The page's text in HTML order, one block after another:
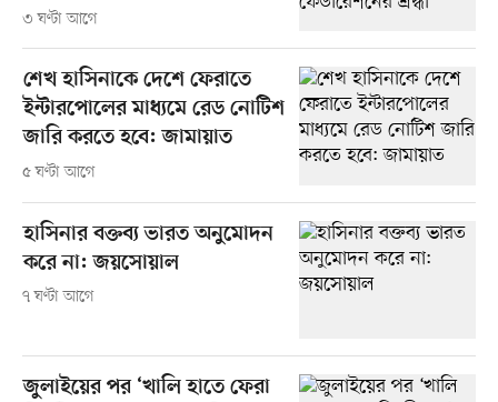
৩ ঘণ্টা আগে
শেখ হাসিনাকে দেশে ফেরাতে
ইন্টারপোলের মাধ্যমে রেড নোটিশ
জারি করতে হবে: জামায়াত
৫ ঘণ্টা আগে
হাসিনার বক্তব্য ভারত অনুমোদন
করে না: জয়সোয়াল
৭ ঘণ্টা আগে
জুলাইয়ের পর ‘খালি হাতে ফেরা